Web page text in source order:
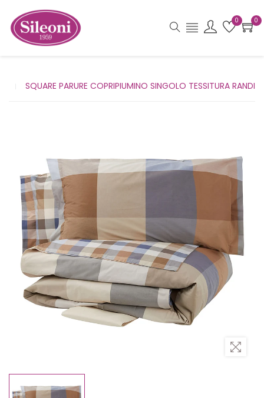
0 0
SQUARE PARURE COPRIPIUMINO SINGOLO TESSITURA RANDI